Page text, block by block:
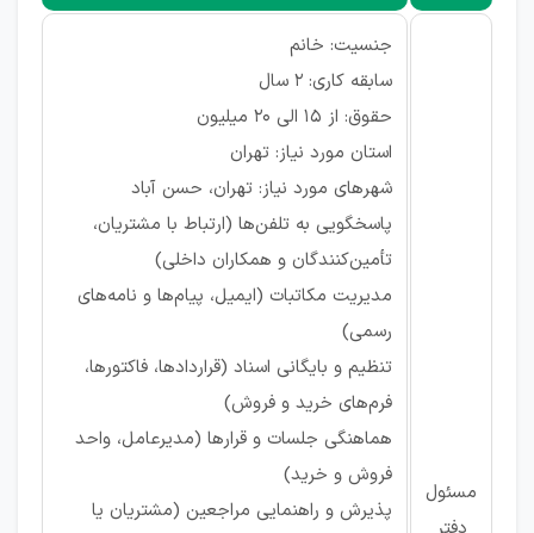
مسئول
جنسیت: خانم
سابقه کاری: ۲ سال
حقوق: از ۱۵ الی ۲۰ میلیون
استان مورد نیاز: تهران
شهرهای مورد نیاز: تهران، حسن آباد
پاسخگویی به تلفن‌ها (ارتباط با مشتریان،
تأمین‌کنندگان و همکاران داخلی)
مدیریت مکاتبات (ایمیل، پیام‌ها و نامه‌های
رسمی)
تنظیم و بایگانی اسناد (قراردادها، فاکتورها،
فرم‌های خرید و فروش)
هماهنگی جلسات و قرارها (مدیرعامل، واحد
فروش و خرید)
پذیرش و راهنمایی مراجعین (مشتریان یا